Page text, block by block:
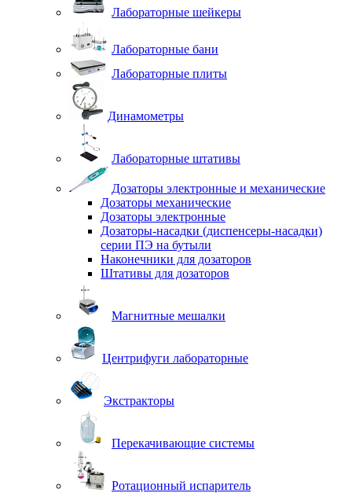
Лабораторные шейкеры
Лабораторные бани
Лабораторные плиты
Динамометры
Лабораторные штативы
Дозаторы электронные и механические
Дозаторы механические
Дозаторы электронные
Дозаторы-насадки (диспенсеры-насадки)
серии ПЭ на бутыли
Наконечники для дозаторов
Штативы для дозаторов
Магнитные мешалки
Центрифуги лабораторные
Экстракторы
Перекачивающие системы
Ротационный испаритель